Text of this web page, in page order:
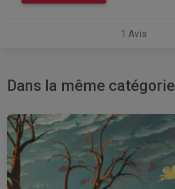
1 Avis
Dans la même catégorie